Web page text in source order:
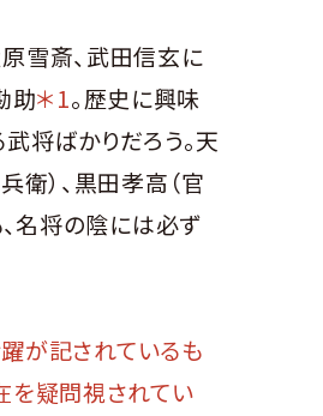
雪斎、武田信玄に
助＊1。歴史に興味
将ばかりだろう。天
衛）、黒田孝高（官
名将の陰には必ず
が記されているも
を疑問視されてい